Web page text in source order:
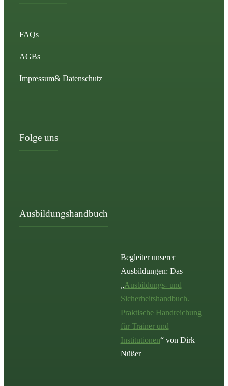
FAQs
AGBs
Impressum& Datenschutz
Folge uns
Ausbildungshandbuch
Begleiter unserer
Ausbildungen: Das
„Ausbildungs- und
Sicherheitshandbuch.
Praktische Handreichung
für Trainer und
Institutionen“ von Dirk
Nüßer